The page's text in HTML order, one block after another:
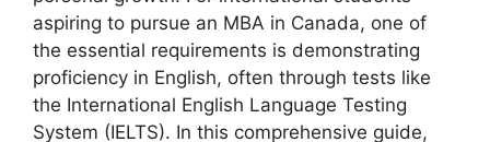
aspiring to pursue an MBA in Canada, one of
the essential requirements is demonstrating
proficiency in English, often through tests like
the International English Language Testing
System (IELTS). In this comprehensive guide,